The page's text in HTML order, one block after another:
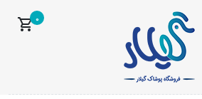
shopping_cart0